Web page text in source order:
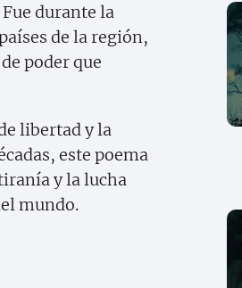
durante la
de la región,
poder que
libertad y la
este poema
y la lucha
mundo.